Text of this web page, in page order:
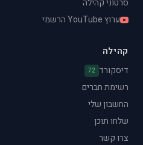
סרטוני קהילה
ערוץ YouTube הרשמי
קהילה
דיסקורד 72
רשימת חברים
החשבון שלי
שלחו תוכן
צרו קשר